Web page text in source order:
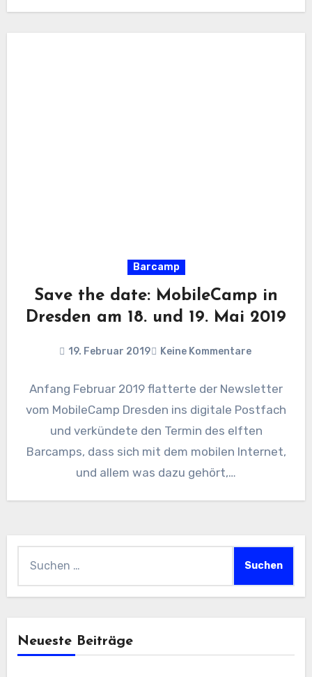
Barcamp
Save the date: MobileCamp in
Dresden am 18. und 19. Mai 2019
19. Februar 2019 Keine Kommentare
Anfang Februar 2019 flatterte der Newsletter
vom MobileCamp Dresden ins digitale Postfach
und verkündete den Termin des elften
Barcamps, dass sich mit dem mobilen Internet,
und allem was dazu gehört,…
Neueste Beiträge